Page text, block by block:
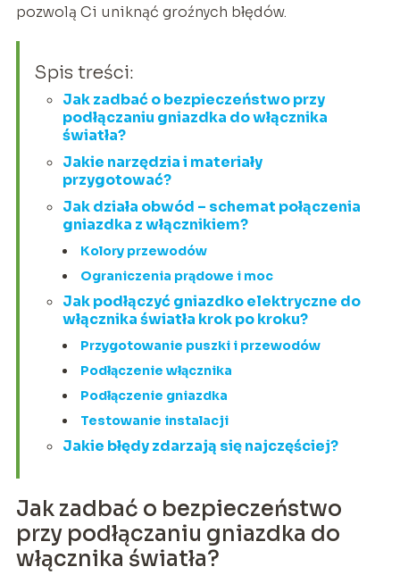
pozwolą Ci uniknąć groźnych błędów.
Spis treści:
Jak zadbać o bezpieczeństwo przy
podłączaniu gniazdka do włącznika
światła?
Jakie narzędzia i materiały
przygotować?
Jak działa obwód – schemat połączenia
gniazdka z włącznikiem?
Kolory przewodów
Ograniczenia prądowe i moc
Jak podłączyć gniazdko elektryczne do
włącznika światła krok po kroku?
Przygotowanie puszki i przewodów
Podłączenie włącznika
Podłączenie gniazdka
Testowanie instalacji
Jakie błędy zdarzają się najczęściej?
Jak zadbać o bezpieczeństwo
przy podłączaniu gniazdka do
włącznika światła?